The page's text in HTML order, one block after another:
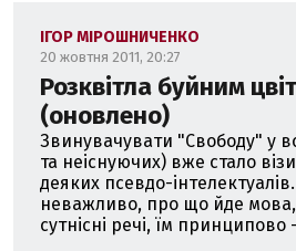
ІГОР МІРОШНИЧЕНКО
20 жовтня 2011, 20:27
Розквітла буйним
(оновлено)
Звинувачувати "Свободу" у
та неіснуючих) вже стало
деяких псевдо-
неважливо, про що йде мова,
сутнісні речі, їм принципово